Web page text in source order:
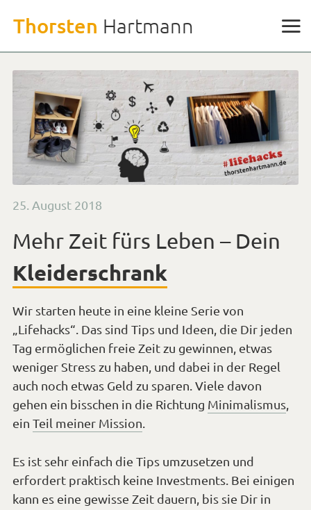
den
Inhalten
Thorsten Hartmann
Veröffentlicht
25. August 2018
Mehr Zeit fürs Leben – Dein
Kleiderschrank
Wir starten heute in eine kleine Serie von
„Lifehacks“. Das sind Tips und Ideen, die Dir jeden
Tag ermöglichen freie Zeit zu gewinnen, etwas
weniger Stress zu haben, und dabei in der Regel
auch noch etwas Geld zu sparen. Viele davon
gehen ein bisschen in die Richtung Minimalismus,
einTeil meiner Mission.
Es ist sehr einfach die Tips umzusetzen und
erfordert praktisch keine Investments. Bei einigen
kann es eine gewisse Zeit dauern, bis sie Dir in